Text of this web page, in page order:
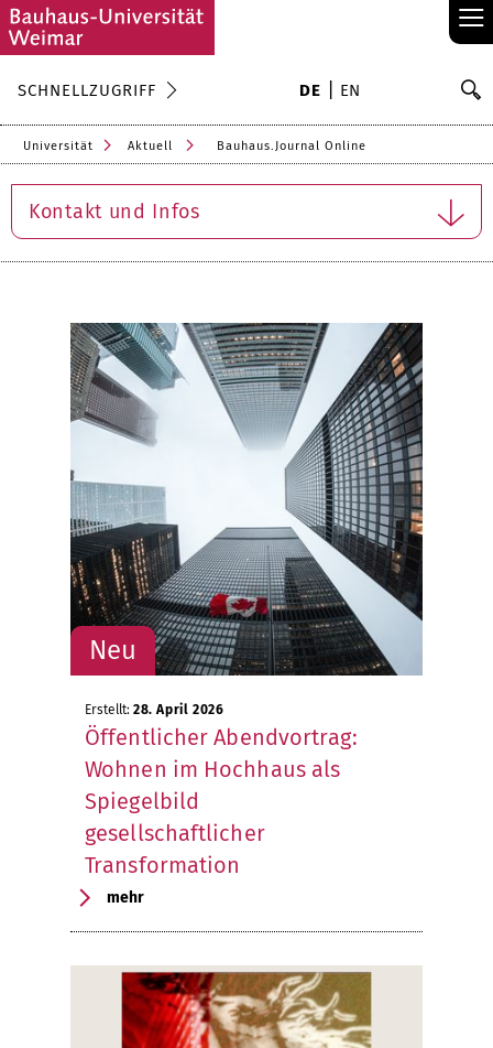
≡
SCHNELLZUGRIFF DE EN
Universität Aktuell Bauhaus.Journal Online
Kontakt und Infos
Erstellt: 28. April 2026
Öffentlicher Abendvortrag:
Wohnen im Hochhaus als
Spiegelbild
gesellschaftlicher
Transformation
mehr